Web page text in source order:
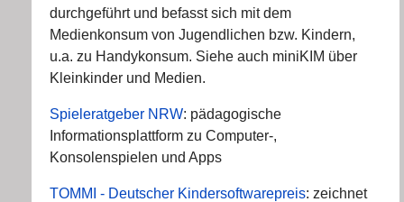
durchgeführt und befasst sich mit dem
Medienkonsum von Jugendlichen bzw. Kindern,
u.a. zu Handykonsum. Siehe auch miniKIM über
Kleinkinder und Medien.
Spieleratgeber NRW: pädagogische
Informationsplattform zu Computer-,
Konsolenspielen und Apps
TOMMI - Deutscher Kindersoftwarepreis: zeichnet